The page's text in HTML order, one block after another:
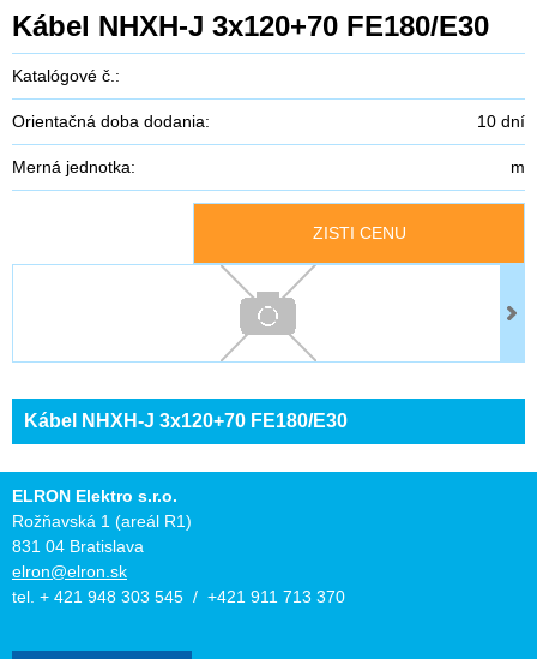
Kábel NHXH-J 3x120+70 FE180/E30
Katalógové č.:
Orientačná doba dodania: 10 dní
Merná jednotka: m
ZISTI CENU
Kábel NHXH-J 3x120+70 FE180/E30
ELRON Elektro s.r.o.
Rožňavská 1 (areál R1)
831 04 Bratislava
elron@elron.sk
tel. + 421 948 303 545 / +421 911 713 370